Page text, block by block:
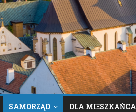
SAMORZĄD DLA MIESZKAŃCA